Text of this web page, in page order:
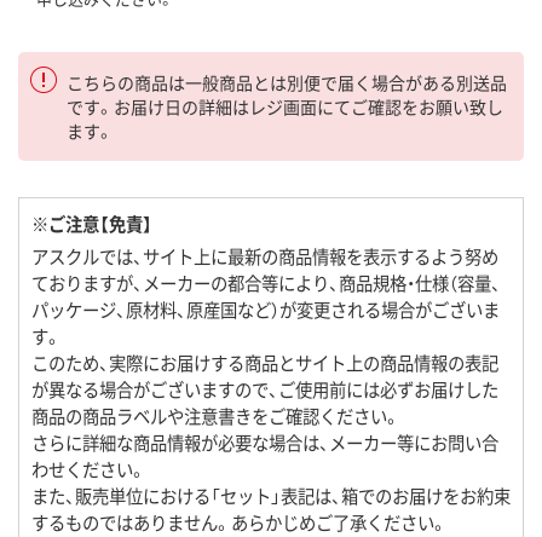
こちらの商品は一般商品とは別便で届く場合がある別送品
です。お届け日の詳細はレジ画面にてご確認をお願い致し
ます。
※ご注意【免責】
アスクルでは、サイト上に最新の商品情報を表示するよう努め
ておりますが、メーカーの都合等により、商品規格・仕様（容量、
パッケージ、原材料、原産国など）が変更される場合がございま
す。
このため、実際にお届けする商品とサイト上の商品情報の表記
が異なる場合がございますので、ご使用前には必ずお届けした
商品の商品ラベルや注意書きをご確認ください。
さらに詳細な商品情報が必要な場合は、メーカー等にお問い合
わせください。
また、販売単位における「セット」表記は、箱でのお届けをお約束
するものではありません。あらかじめご了承ください。